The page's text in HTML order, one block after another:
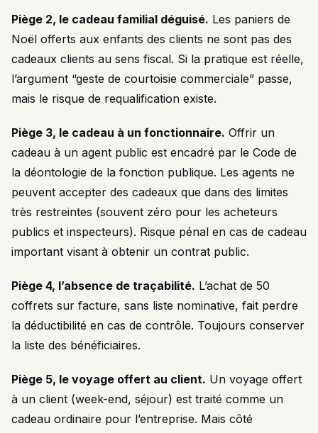
Piège 2, le cadeau familial déguisé. Les paniers de
Noël offerts aux enfants des clients ne sont pas des
cadeaux clients au sens fiscal. Si la pratique est réelle,
l’argument “geste de courtoisie commerciale” passe,
mais le risque de requalification existe.
Piège 3, le cadeau à un fonctionnaire. Offrir un
cadeau à un agent public est encadré par le Code de
la déontologie de la fonction publique. Les agents ne
peuvent accepter des cadeaux que dans des limites
très restreintes (souvent zéro pour les acheteurs
publics et inspecteurs). Risque pénal en cas de cadeau
important visant à obtenir un contrat public.
Piège 4, l’absence de traçabilité. L’achat de 50
coffrets sur facture, sans liste nominative, fait perdre
la déductibilité en cas de contrôle. Toujours conserver
la liste des bénéficiaires.
Piège 5, le voyage offert au client. Un voyage offert
à un client (week-end, séjour) est traité comme un
cadeau ordinaire pour l’entreprise. Mais côté